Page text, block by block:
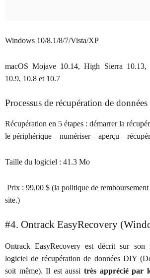
Windows 10/8.1/8/7/Vista/XP
macOS Mojave 10.14, High Sierra 10.13,
10.9, 10.8 et 10.7
Processus de récupération de données
Récupération en 5 étapes : démarrer la
le périphérique – numériser – aperçu –
Taille du logiciel : 41.3 Mo
Prix : 99,00 $ (la politique de remboursement
site.)
#4. Ontrack EasyRecovery
Ontrack EasyRecovery est décrit sur
logiciel de récupération de données DIY
soit même). Il est aussi très apprécié par